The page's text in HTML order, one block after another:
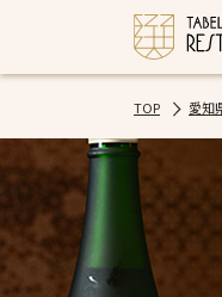
TOP 愛知